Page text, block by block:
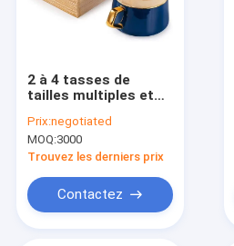
Visite d'usine
Contrôle de qualité
Contactez-nous
Demandez une citation
2 à 4 tasses de
tailles multiples et
de filtre à café en
forme de V à
sélection multiple
Prix:negotiated
MOQ:3000
Trouvez les derniers prix
Contactez